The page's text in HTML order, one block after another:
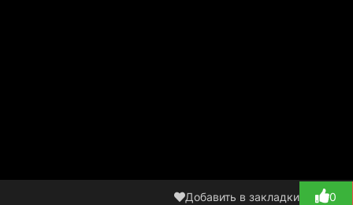
Добавить в закладки 0